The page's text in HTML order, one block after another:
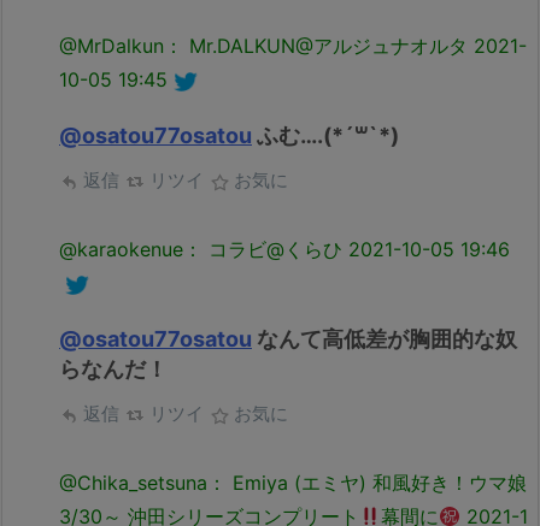
@MrDalkun： Mr.DALKUN@アルジュナオルタ 2021-
10-05 19:45
@osatou77osatou ふむ….(*´꒳`*)
返信 リツイ お気に
@karaokenue： コラビ@くらひ 2021-10-05 19:46
@osatou77osatou なんて高低差が胸囲的な奴
らなんだ！
返信 リツイ お気に
@Chika_setsuna： Emiya (エミヤ) 和風好き！ウマ娘
3/30～ 沖田シリーズコンプリート
幕間に 2021-1